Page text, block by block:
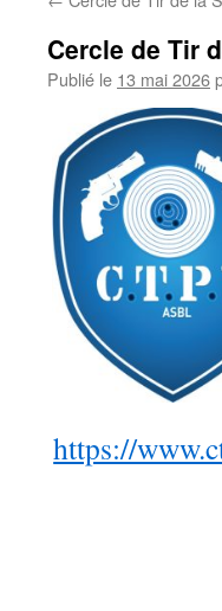
Cercle de Tir
Publié le 13 mai 2026
https://